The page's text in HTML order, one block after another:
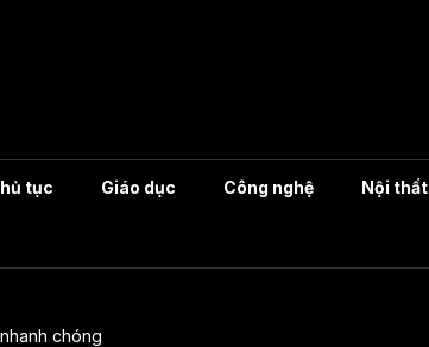
tục Giáo dục Công nghệ Nội thất
chóng